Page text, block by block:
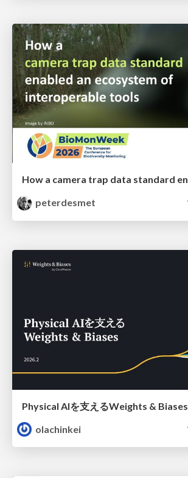
peterdesmet
Physical AIを支えるWeights & Biases
olachinkei